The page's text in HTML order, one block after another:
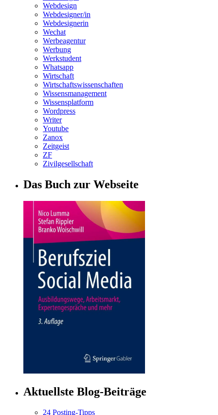
Webdesign
Webdesigner/in
Webdesignerin
Wechat
Werbeagentur
Werbung
Werkstudent
Whatsapp
Wirtschaft
Wirtschaftswissenschaften
Wissensmanagement
Wissensplatform
Wordpress
Writer
Youtube
Zanox
Zeitgeist
ZF
Zivilgesellschaft
Das Buch zur Webseite
Aktuellste Blog-Beiträge
24 Posting-Tipps